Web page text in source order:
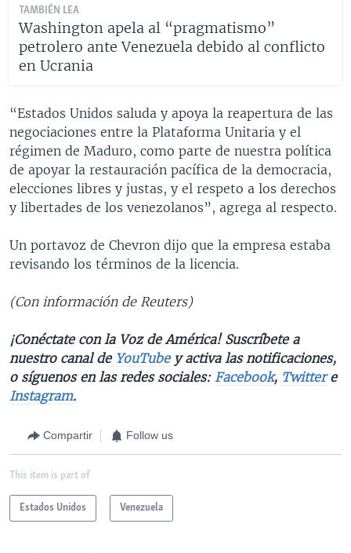
TAMBIÉN LEA
Washington apela al “pragmatismo”
petrolero ante Venezuela debido al conflicto
en Ucrania
“Estados Unidos saluda y apoya la reapertura de las
negociaciones entre la Plataforma Unitaria y el
régimen de Maduro, como parte de nuestra política
de apoyar la restauración pacífica de la democracia,
elecciones libres y justas, y el respeto a los derechos
y libertades de los venezolanos”, agrega al respecto.
Un portavoz de Chevron dijo que la empresa estaba
revisando los términos de la licencia.
(Con información de Reuters)
¡Conéctate con la Voz de América! Suscríbete a
nuestro canal deYouTubey activa las notificaciones,
o síguenos en las redes sociales: Facebook, Twittere
Instagram.
Compartir Follow us
This item is part of
Estados Unidos Venezuela